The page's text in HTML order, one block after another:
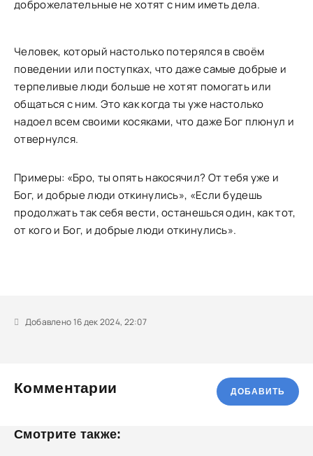
доброжелательные не хотят с ним иметь дела.
Человек, который настолько потерялся в своём
поведении или поступках, что даже самые добрые и
терпеливые люди больше не хотят помогать или
общаться с ним. Это как когда ты уже настолько
надоел всем своими косяками, что даже Бог плюнул и
отвернулся.
Примеры: «Бро, ты опять накосячил? От тебя уже и
Бог, и добрые люди откинулись», «Если будешь
продолжать так себя вести, останешься один, как тот,
от кого и Бог, и добрые люди откинулись».
Добавлено 16 дек 2024, 22:07
Комментарии ДОБАВИТЬ
Смотрите также: